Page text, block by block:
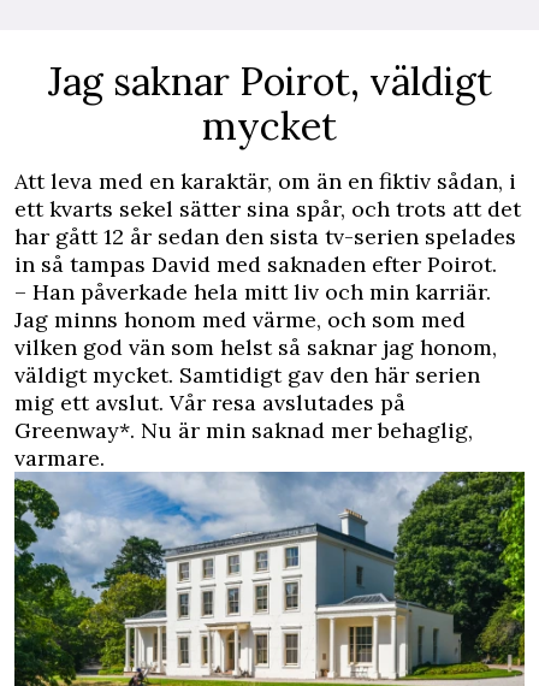
Jag saknar Poirot, väldigt
mycket
Att leva med en karaktär, om än en fiktiv sådan, i
ett kvarts sekel sätter sina spår, och trots att det
har gått 12 år sedan den sista tv-serien spelades
in så tampas David med saknaden efter Poirot.
– Han påverkade hela mitt liv och min karriär.
Jag minns honom med värme, och som med
vilken god vän som helst så saknar jag honom,
väldigt mycket. Samtidigt gav den här serien
mig ett avslut. Vår resa avslutades på
Greenway*. Nu är min saknad mer behaglig,
varmare.